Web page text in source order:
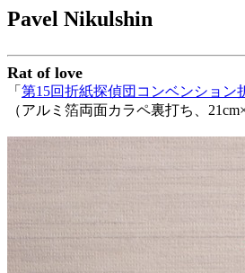
Pavel Nikulshin
Rat of love
「 第15回折紙探偵団コンベンション
（アルミ箔両面カラペ裏打ち、